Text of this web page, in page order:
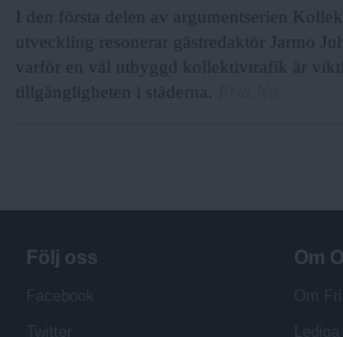
I den första delen av argumentserien
utveckling resonerar gästredaktör Jarmo
varför en väl utbyggd kollektivtrafik är
tillgängligheten i städerna.
Följ oss Om